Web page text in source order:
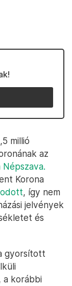
millió
az
Korona
, így nem
jelvények
és
gyorsított
a korábbi